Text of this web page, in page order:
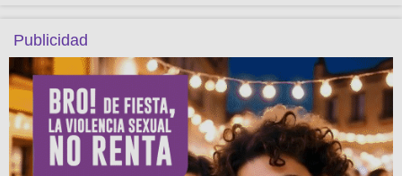
Publicidad